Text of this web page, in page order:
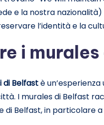
e la nostra nazionalità)
l’identità e la
i
di Belfastè
I murales di Belfast
di Belfast, in particolare a